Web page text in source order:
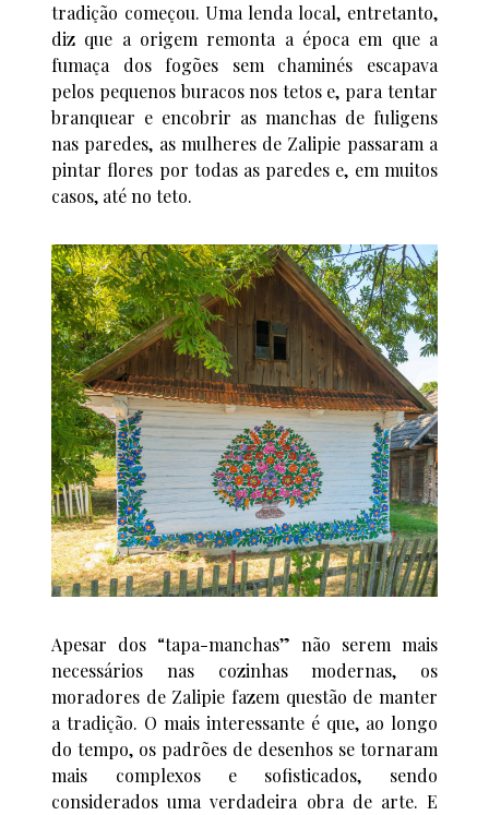
tradição começou. Uma lenda local, entretanto,
diz que a origem remonta a época em que a
fumaça dos fogões sem chaminés escapava
pelos pequenos buracos nos tetos e, para tentar
branquear e encobrir as manchas de fuligens
nas paredes, as mulheres de Zalipie passaram a
pintar flores por todas as paredes e, em muitos
casos, até no teto.
Apesar dos “tapa-manchas” não serem mais
necessários nas cozinhas modernas, os
moradores de Zalipie fazem questão de manter
a tradição. O mais interessante é que, ao longo
do tempo, os padrões de desenhos se tornaram
mais complexos e sofisticados, sendo
considerados uma verdadeira obra de arte. E